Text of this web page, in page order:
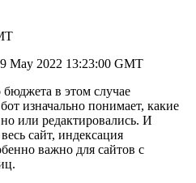
May 2022 13:23:00 GMT
в этом случае
изначально понимает, какие
или редактировались. И
сайт, индексация
важно для сайтов с